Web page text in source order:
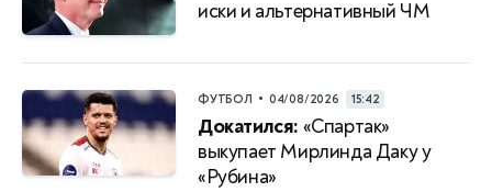
иски и альтернативный ЧМ
ФУТБОЛ • 04/08/2026 15:42
Докатился: «Спартак»
выкупает Мирлинда Даку у
«Рубина»